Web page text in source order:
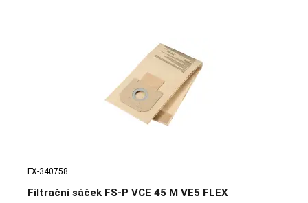
FX-340758
Filtrační sáček FS-P VCE 45 M VE5 FLEX